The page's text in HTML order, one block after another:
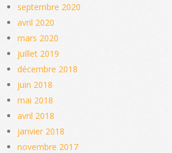
septembre 2020
avril 2020
mars 2020
juillet 2019
décembre 2018
juin 2018
mai 2018
avril 2018
janvier 2018
novembre 2017